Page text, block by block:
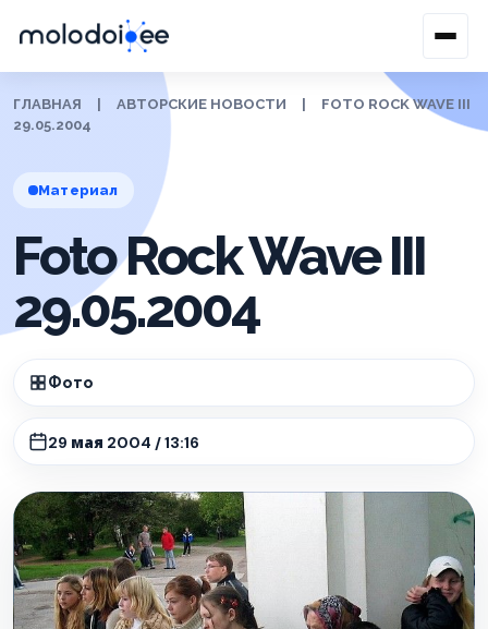
ГЛАВНАЯ АВТОРСКИЕ НОВОСТИ
FOTO ROCK WAVE III
29.05.2004
Материал
Foto Rock Wave III
29.05.2004
Фото
29 мая 2004 / 13:16